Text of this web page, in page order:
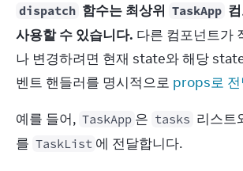
dispatch 함수는 최상위 TaskApp
사용할 수 있습니다. 다른 컴포넌트가
나 변경하려면 현재 state와 해당
벤트 핸들러를 명시적으로 props로
예를 들어, TaskApp 은 tasks 리스트
를 TaskList 에 전달합니다.